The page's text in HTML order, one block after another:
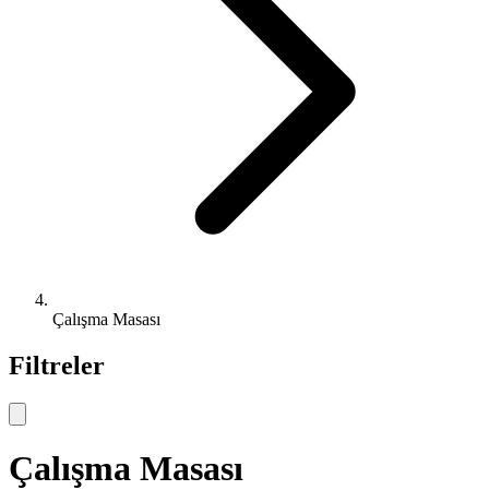
Çalışma Masası
Filtreler
Çalışma Masası